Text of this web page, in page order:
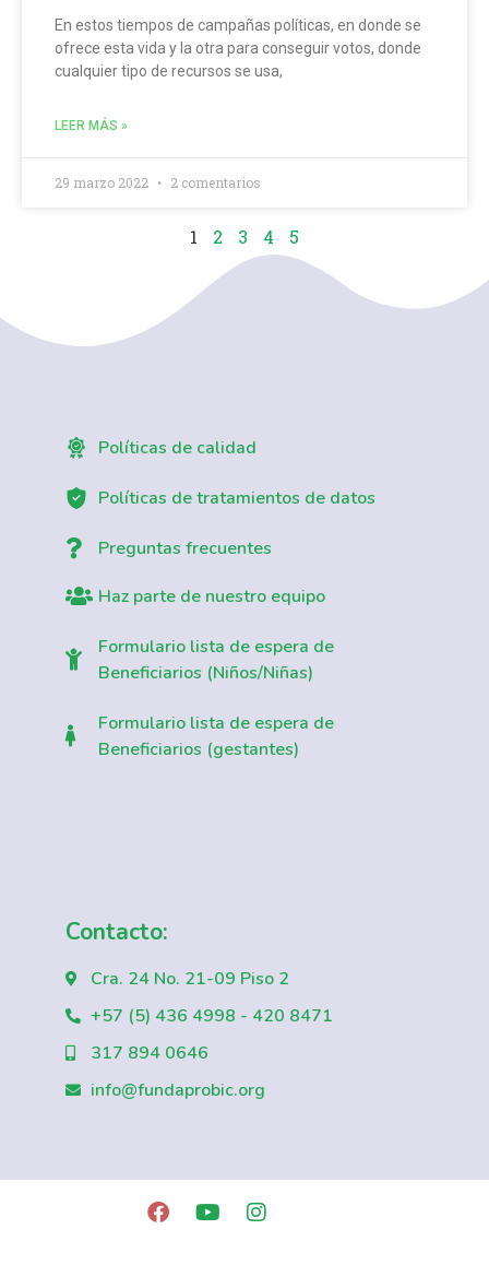
En estos tiempos de campañas políticas, en donde se
ofrece esta vida y la otra para conseguir votos, donde
cualquier tipo de recursos se usa,
LEER MÁS »
29 marzo 2022 2 comentarios
1 2 3 4 5
Políticas de calidad
Políticas de tratamientos de datos
Preguntas frecuentes
Haz parte de nuestro equipo
Formulario lista de espera de
Beneficiarios (Niños/Niñas)
Formulario lista de espera de
Beneficiarios (gestantes)
Contacto:
Cra. 24 No. 21-09 Piso 2
+57 (5) 436 4998 - 420 8471
317 894 0646
info@fundaprobic.org